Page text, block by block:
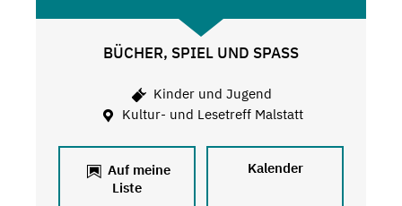
BÜCHER, SPIEL UND SPASS
Kinder und Jugend
Kultur- und Lesetreff Malstatt
Auf meine
Liste
Kalender